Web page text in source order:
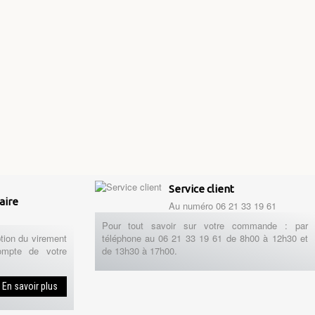
du virement
de votre
En savoir plus
Service client
Au numéro 06 21 33 19 61
Pour tout savoir sur votre commande : par
téléphone au 06 21 33 19 61 de 8h00 à 12h30 et
de 13h30 à 17h00.